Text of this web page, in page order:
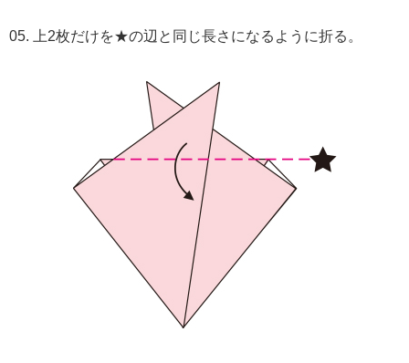
05. 上2枚だけを★の辺と同じ長さになるように折る。